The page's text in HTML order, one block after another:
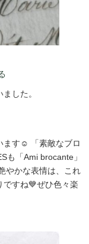
した。
ます☺️ 「素敵なブロ
も「Ami brocante」
やかな表情は、これ
すね💙ぜひ色々楽